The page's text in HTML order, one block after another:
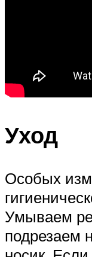
Уход
Особых
Умываем
подрезаем